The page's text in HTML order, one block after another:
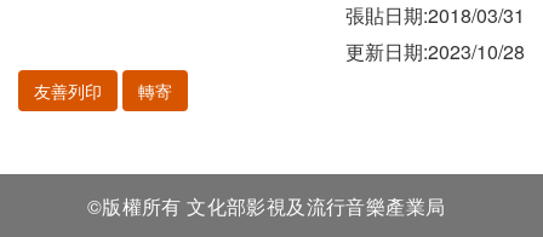
張貼日期:2018/03/31
更新日期:2023/10/28
友善列印 轉寄
©版權所有 文化部影視及流行音樂產業局